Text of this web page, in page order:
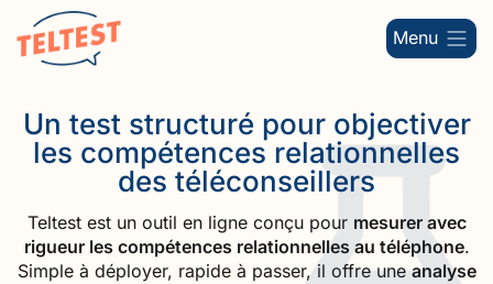
Menu
Un test structuré pour objectiver
les compétences relationnelles
des téléconseillers
Teltest est un outil en ligne conçu pour mesurer avec
rigueur les compétences relationnelles au téléphone.
Simple à déployer, rapide à passer, il offre uneanalyse